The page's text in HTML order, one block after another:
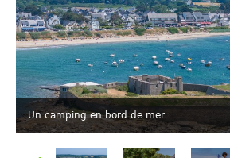
Un camping en bord de mer